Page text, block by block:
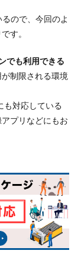
ので、今回のよ
です。
でも利用できる
制限される環境
も対応している
プリなどにもお